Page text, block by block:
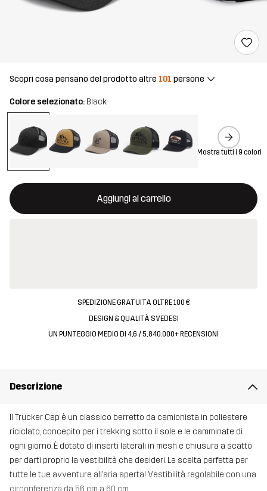
Scopri cosa pensano del prodotto altre 101 persone
Colore selezionato: Black
Mostra tutti i 9 colori
Aggiungi al carrello
Questo tasto aprirà una finestra modale per confermare un
{{size}} non disponibile
SPEDIZIONE GRATUITA OLTRE 100 €
DESIGN & QUALITÀ SVEDESI
UN PUNTEGGIO MEDIO DI 4,6 / 5, 840.000+ RECENSIONI
Descrizione
Il Trucker Cap è un classico berretto da camionista in poliestere
riciclato, concepito per i trekking sotto il sole e le camminate di
ogni giorno. È dotato di inserti laterali in mesh e chiusura a scatto
per darti proprio la vestibilità che desideri. La scelta perfetta per
tutte le tue avventure all’aria aperta! Vestibilità regolabile con una